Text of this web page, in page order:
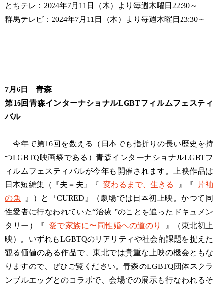
とちテレ：2024年7月11日（木）より毎週木曜日22:30～
群馬テレビ：2024年7月11日（木）より毎週木曜日23:30～
7月6日 青森
第16回青森インターナショナルLGBTフィルムフェスティ
バル
今年で第16回を数える（日本でも指折りの長い歴史を持
つLGBTQ映画祭である）青森インターナショナルLGBTフ
ィルムフェスティバルが今年も開催されます。上映作品は
日本短編集（『夫＝夫』『
変わるまで、生きる 』『
片袖
の魚
』）と『CURED』（劇場では日本初上映。かつて同
性愛者に行なわれていた“治療 ”のことを追ったドキュメン
タリー）『
愛で家族に〜同性婚への道のり
』（東北初上
映）。いずれもLGBTQのリアリティや社会的課題を捉えた
観る価値のある作品で、東北では貴重な上映の機会ともな
りますので、ぜひご覧ください。青森のLGBTQ団体スクラ
ンブルエッグとのコラボで、会場での展示も行なわれるそ